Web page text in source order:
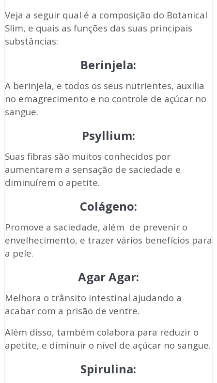
Veja a seguir qual é a composição do Botanical
Slim, e quais as funções das suas principais
substâncias:
Berinjela:
A berinjela, e todos os seus nutrientes, auxilia
no emagrecimento e no controle de açúcar no
sangue.
Psyllium:
Suas fibras são muitos conhecidos por
aumentarem a sensação de saciedade e
diminuírem o apetite.
Colágeno:
Promove a saciedade, além de prevenir o
envelhecimento, e trazer vários benefícios para
a pele.
Agar Agar:
Melhora o trânsito intestinal ajudando a
acabar com a prisão de ventre.
Além disso, também colabora para reduzir o
apetite, e diminuir o nível de açúcar no sangue.
Spirulina: